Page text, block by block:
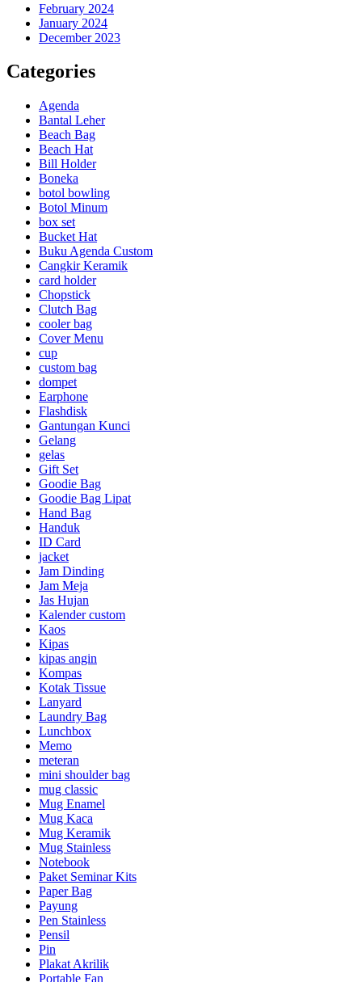
February 2024
January 2024
December 2023
Categories
Agenda
Bantal Leher
Beach Bag
Beach Hat
Bill Holder
Boneka
botol bowling
Botol Minum
box set
Bucket Hat
Buku Agenda Custom
Cangkir Keramik
card holder
Chopstick
Clutch Bag
cooler bag
Cover Menu
cup
custom bag
dompet
Earphone
Flashdisk
Gantungan Kunci
Gelang
gelas
Gift Set
Goodie Bag
Goodie Bag Lipat
Hand Bag
Handuk
ID Card
jacket
Jam Dinding
Jam Meja
Jas Hujan
Kalender custom
Kaos
Kipas
kipas angin
Kompas
Kotak Tissue
Lanyard
Laundry Bag
Lunchbox
Memo
meteran
mini shoulder bag
mug classic
Mug Enamel
Mug Kaca
Mug Keramik
Mug Stainless
Notebook
Paket Seminar Kits
Paper Bag
Payung
Pen Stainless
Pensil
Pin
Plakat Akrilik
Portable Fan